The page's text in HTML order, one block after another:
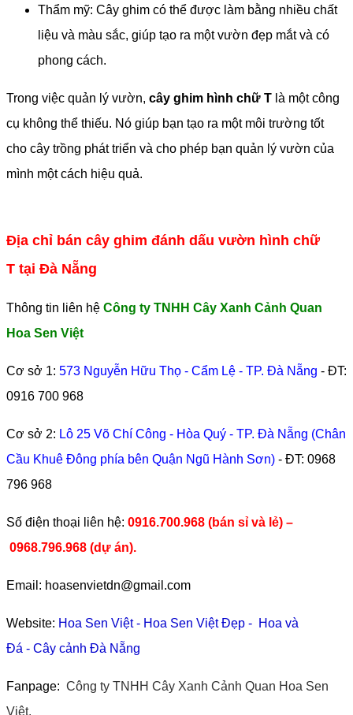
Thẩm mỹ: Cây ghim có thể được làm bằng nhiều chất
liệu và màu sắc, giúp tạo ra một vườn đẹp mắt và có
phong cách.
Trong việc quản lý vườn, cây ghim hình chữ T là một công
cụ không thể thiếu. Nó giúp bạn tạo ra một môi trường tốt
cho cây trồng phát triển và cho phép bạn quản lý vườn của
mình một cách hiệu quả.
Địa chỉ bán cây ghim đánh dấu vườn hình chữ
T tại Đà Nẵng
Thông tin liên hệ Công ty TNHH Cây Xanh Cảnh Quan
Hoa Sen Việt
Cơ sở 1: 573 Nguyễn Hữu Thọ - Cẩm Lệ - TP. Đà Nẵng - ĐT:
0916 700 968
Cơ sở 2: Lô 25 Võ Chí Công - Hòa Quý - TP. Đà Nẵng (Chân
Cầu Khuê Đông phía bên Quận Ngũ Hành Sơn) - ĐT: 0968
796 968
​Số điện thoại liên hệ: 0916.700.968 (bán sỉ và lẻ) –
0968.796.968 (dự án).
Email: hoasenvietdn@gmail.com
Website: Hoa Sen Việt- Hoa Sen Việt Đẹp - Hoa và
Đá - Cây cảnh Đà Nẵng
Fanpage: Công ty TNHH Cây Xanh Cảnh Quan Hoa Sen
Việt.